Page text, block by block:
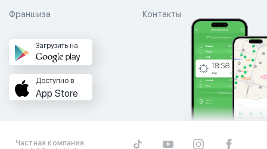
Контакты
Франшиза
Загрузить на
Доступно в
App Store
Частная компания